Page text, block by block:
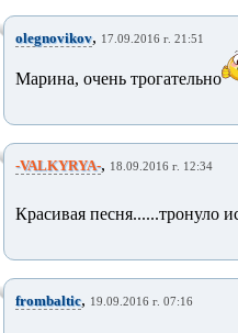
olegnovikov, 17.09.2016 г. 21:51
Марина, очень трогательно
-VALKYRYA-, 18.09.2016 г. 12:34
Красивая песня......тронуло
frombaltic, 19.09.2016 г. 07:16